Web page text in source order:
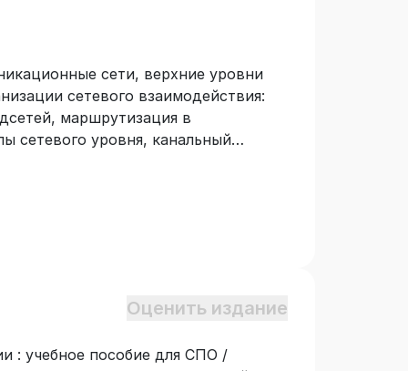
сети, верхние уровни
сетевого взаимодействия:
маршрутизация в
сетевого уровня, канальный
и средства межсетевого
среднего профессионального
использовано для изучения
Оценить издание
: учебное пособие для СПО /